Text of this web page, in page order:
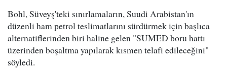
Bohl, Süveyş'teki sınırlamaların, Suudi Arabistan'ın
düzenli ham petrol teslimatlarını sürdürmek için başlıca
alternatiflerinden biri haline gelen "SUMED boru hattı
üzerinden boşaltma yapılarak kısmen telafi edileceğini"
söyledi.